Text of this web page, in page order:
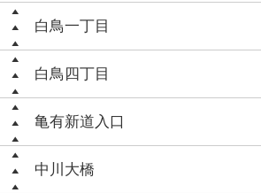
白鳥一丁目
白鳥四丁目
亀有新道入口
中川大橋